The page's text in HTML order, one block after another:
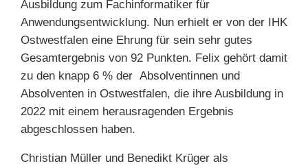
Ausbildung zum Fachinformatiker für
Anwendungsentwicklung. Nun erhielt er von der IHK
Ostwestfalen eine Ehrung für sein sehr gutes
Gesamtergebnis von 92 Punkten. Felix gehört damit
zu den knapp 6 % der Absolventinnen und
Absolventen in Ostwestfalen, die ihre Ausbildung in
2022 mit einem herausragenden Ergebnis
abgeschlossen haben.
Christian Müller und Benedikt Krüger als